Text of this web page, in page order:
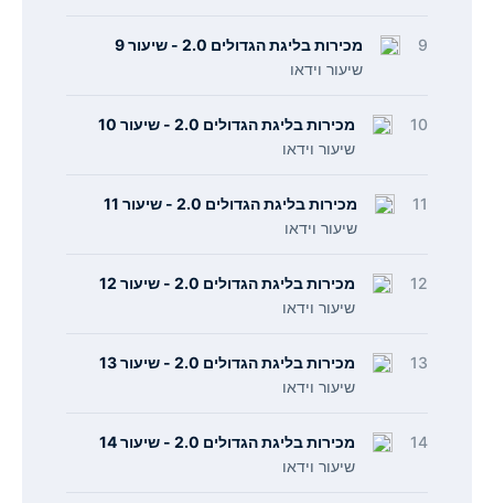
9
מכירות בליגת הגדולים 2.0 - שיעור 9
שיעור וידאו
10
מכירות בליגת הגדולים 2.0 - שיעור 10
שיעור וידאו
11
מכירות בליגת הגדולים 2.0 - שיעור 11
שיעור וידאו
12
מכירות בליגת הגדולים 2.0 - שיעור 12
שיעור וידאו
13
מכירות בליגת הגדולים 2.0 - שיעור 13
שיעור וידאו
14
מכירות בליגת הגדולים 2.0 - שיעור 14
שיעור וידאו